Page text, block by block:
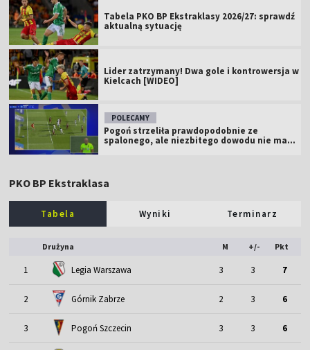
Tabela PKO BP Ekstraklasy 2026/27: sprawdź
aktualną sytuację
Lider zatrzymany! Dwa gole i kontrowersja w
Kielcach [WIDEO]
POLECAMY
Pogoń strzeliła prawdopodobnie ze
spalonego, ale niezbitego dowodu nie ma...
PKO BP Ekstraklasa
Tabela Wyniki Terminarz
Drużyna M +/- Pkt
1 Legia Warszawa 3 3 7
2 Górnik Zabrze 2 3 6
3 Pogoń Szczecin 3 3 6